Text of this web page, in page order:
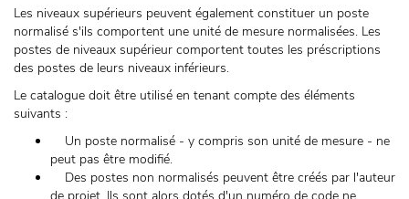
Les niveaux supérieurs peuvent également constituer un poste
normalisé s'ils comportent une unité de mesure normalisées. Les
postes de niveaux supérieur comportent toutes les préscriptions
des postes de leurs niveaux inférieurs.
Le catalogue doit être utilisé en tenant compte des éléments
suivants :
Un poste normalisé - y compris son unité de mesure - ne
peut pas être modifié.
Des postes non normalisés peuvent être créés par l'auteur